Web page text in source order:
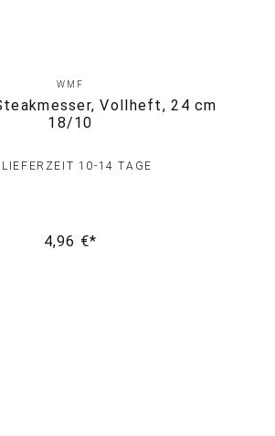
WMF
Vollheft, 24 cm
18/10
LIEFERZEIT 10-14 TAGE
4,96 €*